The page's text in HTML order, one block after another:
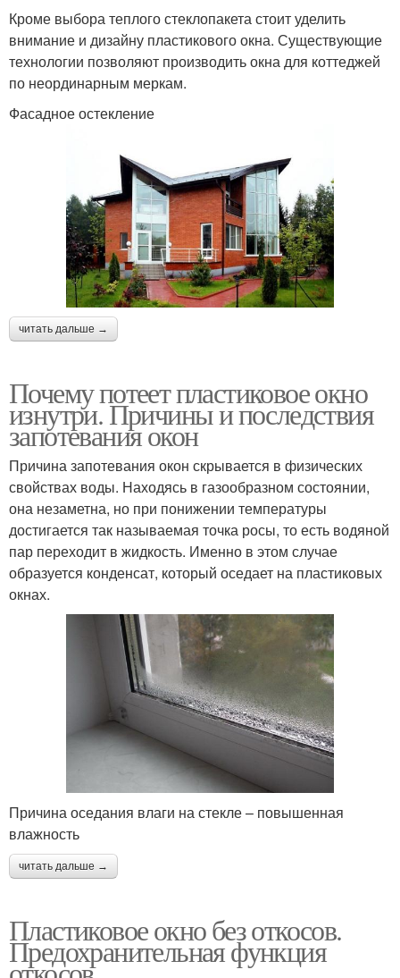
Кроме выбора теплого стеклопакета стоит уделить
внимание и дизайну пластикового окна. Существующие
технологии позволяют производить окна для коттеджей
по неординарным меркам.
Фасадное остекление
читать дальше →
Почему потеет пластиковое окно
изнутри. Причины и последствия
запотевания окон
Причина запотевания окон скрывается в физических
свойствах воды. Находясь в газообразном состоянии,
она незаметна, но при понижении температуры
достигается так называемая точка росы, то есть водяной
пар переходит в жидкость. Именно в этом случае
образуется конденсат, который оседает на пластиковых
окнах.
Причина оседания влаги на стекле – повышенная
влажность
читать дальше →
Пластиковое окно без откосов.
Предохранительная функция